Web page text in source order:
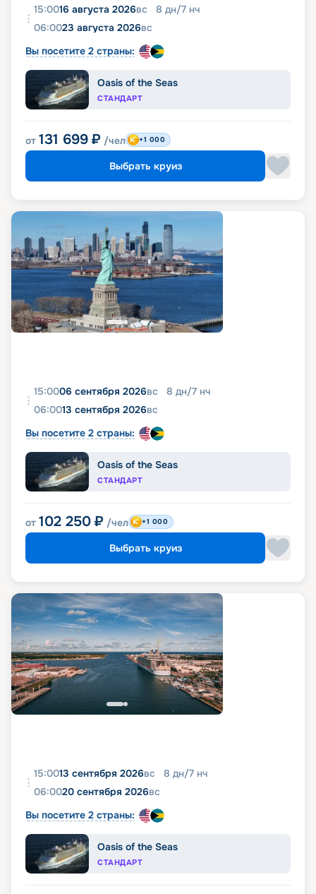
15:0016 августа 2026вс 8 дн/7 нч
06:0023 августа 2026вс
Вы посетите 2 страны:
Oasis of the Seas
СТАНДАРТ
от 131 699 ₽ /чел +1 000
Выбрать круиз
15:0006 сентября 2026вс 8 дн/7 нч
06:0013 сентября 2026вс
Вы посетите 2 страны:
Oasis of the Seas
СТАНДАРТ
от 102 250 ₽ /чел +1 000
Выбрать круиз
15:0013 сентября 2026вс 8 дн/7 нч
06:0020 сентября 2026вс
Вы посетите 2 страны:
Oasis of the Seas
СТАНДАРТ